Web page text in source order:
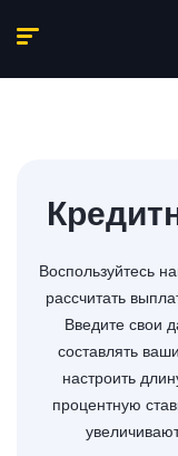
Воспользуйтесь
рассчитать
Введите свои
составлять
настроить
процентную